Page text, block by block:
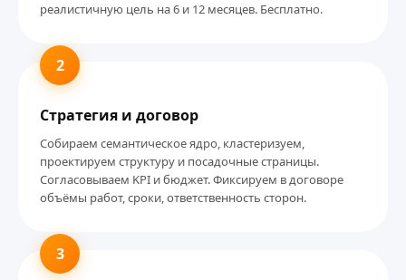
реалистичную цель на 6 и 12 месяцев. Бесплатно.
2
Стратегия и договор
Собираем семантическое ядро, кластеризуем,
проектируем структуру и посадочные страницы.
Согласовываем KPI и бюджет. Фиксируем в договоре
объёмы работ, сроки, ответственность сторон.
3